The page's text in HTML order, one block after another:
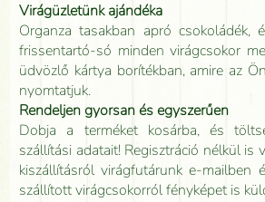
Virágüzletünk ajándéka
Organza tasakban apró csokoládék,
frissentartó-só minden virágcsokor
üdvözlő kártya borítékban, amire az
nyomtatjuk.
Rendeljen gyorsan és egyszerűen
Dobja a terméket kosárba, és
szállítási adatait! Regisztráció nélkül is
kiszállításról virágfutárunk e-mailben
szállított virágcsokorról fényképet is